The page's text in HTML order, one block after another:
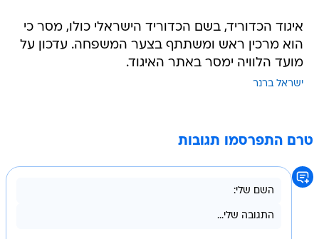
איגוד הכדוריד, בשם הכדוריד הישראלי כולו, מסר כי
הוא מרכין ראש ומשתתף בצער המשפחה. עדכון על
מועד הלוויה ימסר באתר האיגוד.
ישראל ברנר
טרם התפרסמו תגובות